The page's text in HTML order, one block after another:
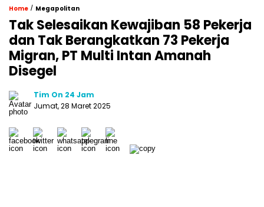
Home / Megapolitan
Tak Selesaikan Kewajiban 58 Pekerja
dan Tak Berangkatkan 73 Pekerja
Migran, PT Multi Intan Amanah
Disegel
Tim On 24 Jam
Jumat, 28 Maret 2025